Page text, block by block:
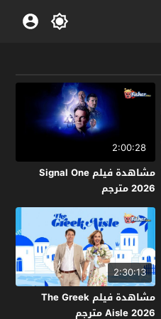
2:00:28
مشاهدة فيلم Signal One
2026 مترجم
2:30:13
مشاهدة فيلم The Greek
Aisle 2026 مترجم